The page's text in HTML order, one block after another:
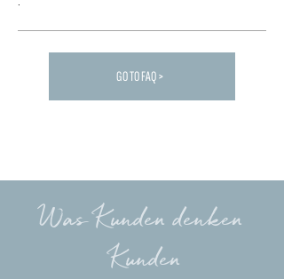
Carica altre FAQ...
GO TO FAQ >
Was Kunden denken
Kunden